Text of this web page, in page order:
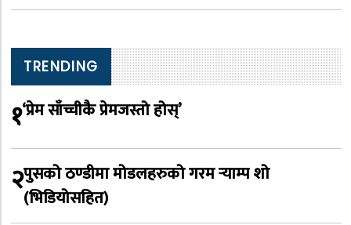
TRENDING
१‘प्रेम साँच्चीकै प्रेमजस्तो होस्’
२पुसको ठण्डीमा मोडलहरुको गरम र्‍याम्प शो
(भिडियोसहित)